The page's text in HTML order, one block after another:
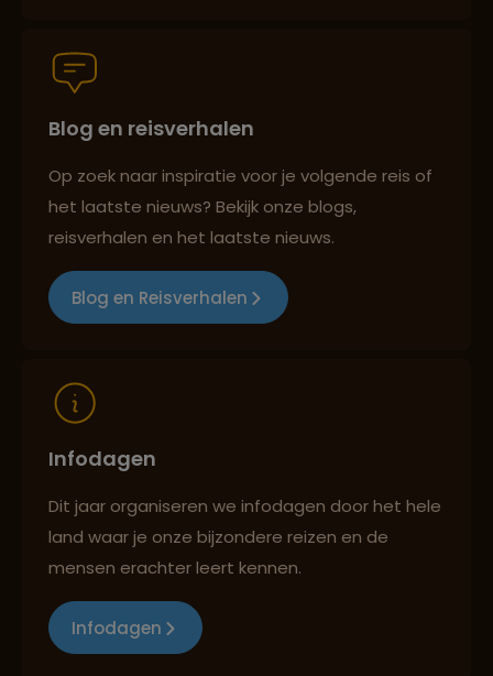
Best beoordeelde reisroutes
Reizen met oog voor mens, cultuur en milieu
Blog en reisverhalen
Op zoek naar inspiratie voor je volgende reis of
het laatste nieuws? Bekijk onze blogs,
reisverhalen en het laatste nieuws.
Blog en Reisverhalen
Infodagen
Dit jaar organiseren we infodagen door het hele
land waar je onze bijzondere reizen en de
mensen erachter leert kennen.
Infodagen